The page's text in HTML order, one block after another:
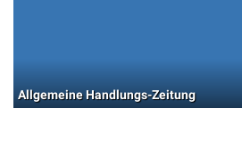
Allgemeine Handlungs-Zeitung